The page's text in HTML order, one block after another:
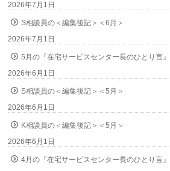
2026年7月1日
S相談員の＜編集後記＞＜6月＞
2026年7月1日
5月の『在宅サービスセンター長のひとり言』
2026年6月1日
S相談員の＜編集後記＞＜5月＞
2026年6月1日
K相談員の＜編集後記＞＜5月＞
2026年6月1日
4月の『在宅サービスセンター長のひとり言』